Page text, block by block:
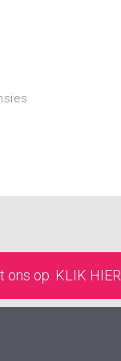
op. KLIK HIER